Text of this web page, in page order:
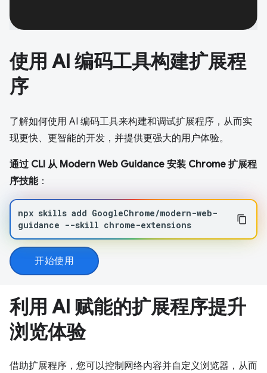
使用 AI 编码工具构建扩展程
序
了解如何使用 AI 编码工具来构建和调试扩展程序，从而实
现更快、更智能的开发，并提供更强大的用户体验。
通过 CLI 从 Modern Web Guidance 安装 Chrome 扩展程
序技能：
npx skills add GoogleChrome/modern-web-
guidance --skill chrome-extensions
开始使用
利用 AI 赋能的扩展程序提升
浏览体验
借助扩展程序，您可以控制网络内容并自定义浏览器，从而